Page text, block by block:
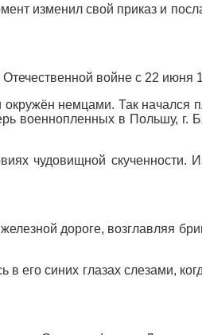
изменил свой приказ и
войне с 22 июня
немцами. Так начался
военнопленных в Польшу, г.
чудовищной скученности.
дороге, возглавляя
его синих глазах слезами,